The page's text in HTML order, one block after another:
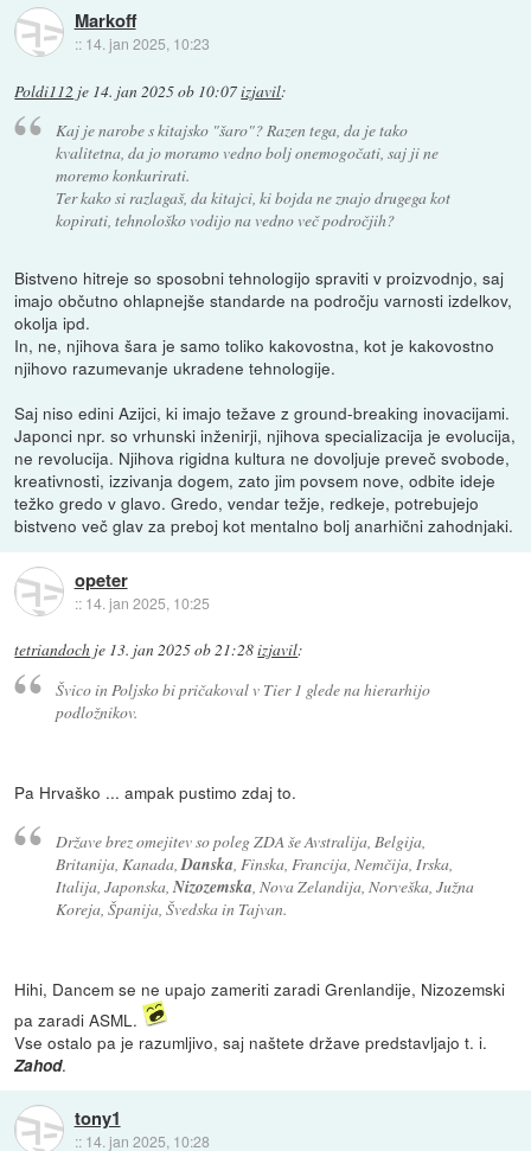
Markoff
:: 14. jan 2025, 10:23
Poldi112 je 14. jan 2025 ob 10:07izjavil:
Kaj je narobe s kitajsko "šaro"? Razen tega, da je tako
kvalitetna, da jo moramo vedno bolj onemogočati, saj ji ne
moremo konkurirati.
Ter kako si razlagaš, da kitajci, ki bojda ne znajo drugega kot
kopirati, tehnološko vodijo na vedno več področjih?
Bistveno hitreje so sposobni tehnologijo spraviti v proizvodnjo, saj
imajo občutno ohlapnejše standarde na področju varnosti izdelkov,
okolja ipd.
In, ne, njihova šara je samo toliko kakovostna, kot je kakovostno
njihovo razumevanje ukradene tehnologije.
Saj niso edini Azijci, ki imajo težave z ground-breaking inovacijami.
Japonci npr. so vrhunski inženirji, njihova specializacija je evolucija,
ne revolucija. Njihova rigidna kultura ne dovoljuje preveč svobode,
kreativnosti, izzivanja dogem, zato jim povsem nove, odbite ideje
težko gredo v glavo. Gredo, vendar težje, redkeje, potrebujejo
bistveno več glav za preboj kot mentalno bolj anarhični zahodnjaki.
opeter
:: 14. jan 2025, 10:25
tetriandoch je 13. jan 2025 ob 21:28izjavil:
Švico in Poljsko bi pričakoval v Tier 1 glede na hierarhijo
podložnikov.
Pa Hrvaško ... ampak pustimo zdaj to.
Države brez omejitev so poleg ZDA še Avstralija, Belgija,
Britanija, Kanada, Danska , Finska, Francija, Nemčija, Irska,
Italija, Japonska, Nizozemska , Nova Zelandija, Norveška, Južna
Koreja, Španija, Švedska in Tajvan.
Hihi, Dancem se ne upajo zameriti zaradi Grenlandije, Nizozemski
pa zaradi ASML.
Vse ostalo pa je razumljivo, saj naštete države predstavljajo t. i.
Zahod.
tony1
:: 14. jan 2025, 10:28